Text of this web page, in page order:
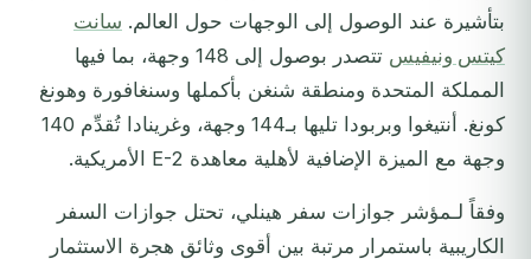
بتأشيرة عند الوصول إلى الوجهات حول العالم. سانت
كيتس ونيفيس
تتصدر بوصول إلى 148 وجهة، بما فيها
المملكة المتحدة ومنطقة شنغن بأكملها وسنغافورة وهونغ
كونغ. أنتيغوا وبربودا تليها بـ144 وجهة، وغرينادا تُقدِّم 140
وجهة مع الميزة الإضافية لأهلية معاهدة E-2 الأمريكية.
وفقاً لـمؤشر جوازات سفر هينلي، تحتل جوازات السفر
الكاريبية باستمرار مرتبة بين أقوى وثائق هجرة الاستثمار